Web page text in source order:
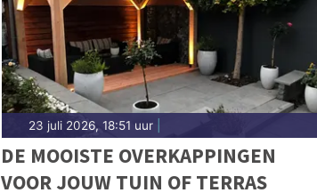
23 juli 2026, 18:51 uur|
DE MOOISTE OVERKAPPINGEN
VOOR JOUW TUIN OF TERRAS